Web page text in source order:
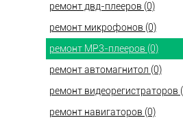
ремонт двд-плееров (0)
ремонт микрофонов (0)
ремонт МР3-плееров (0)
ремонт автомагнитол (0)
ремонт видеорегистраторов
ремонт навигаторов (0)